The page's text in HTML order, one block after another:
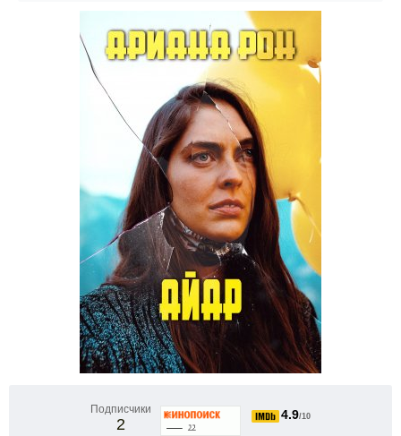
Подписчики
2
4.9/10